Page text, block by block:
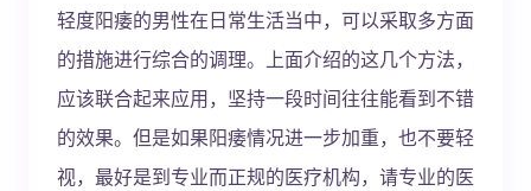
轻度阳痿的男性在日常生活当中，可以采取多方面
的措施进行综合的调理。上面介绍的这几个方法，
应该联合起来应用，坚持一段时间往往能看到不错
的效果。但是如果阳痿情况进一步加重，也不要轻
视，最好是到专业而正规的医疗机构，请专业的医